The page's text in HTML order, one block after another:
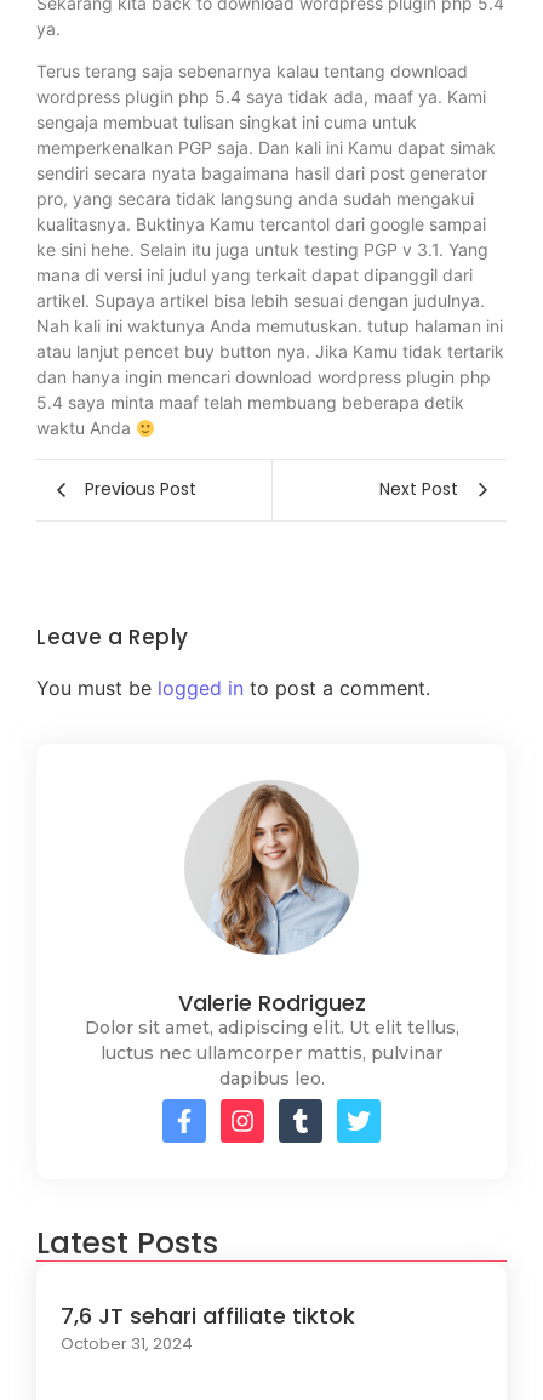
ya.
Terus terang saja sebenarnya kalau tentang download
wordpress plugin php 5.4 saya tidak ada, maaf ya. Kami
sengaja membuat tulisan singkat ini cuma untuk
memperkenalkan PGP saja. Dan kali ini Kamu dapat simak
sendiri secara nyata bagaimana hasil dari post generator
pro, yang secara tidak langsung anda sudah mengakui
kualitasnya. Buktinya Kamu tercantol dari google sampai
ke sini hehe. Selain itu juga untuk testing PGP v 3.1. Yang
mana di versi ini judul yang terkait dapat dipanggil dari
artikel. Supaya artikel bisa lebih sesuai dengan judulnya.
Nah kali ini waktunya Anda memutuskan. tutup halaman ini
atau lanjut pencet buy button nya. Jika Kamu tidak tertarik
dan hanya ingin mencari download wordpress plugin php
5.4 saya minta maaf telah membuang beberapa detik
waktu Anda
Previous Post Next Post
Leave a Reply
You must be logged in to post a comment.
Valerie Rodriguez
Dolor sit amet, adipiscing elit. Ut elit tellus,
luctus nec ullamcorper mattis, pulvinar
dapibus leo.
Latest Posts
7,6 JT sehari affiliate tiktok
October 31, 2024